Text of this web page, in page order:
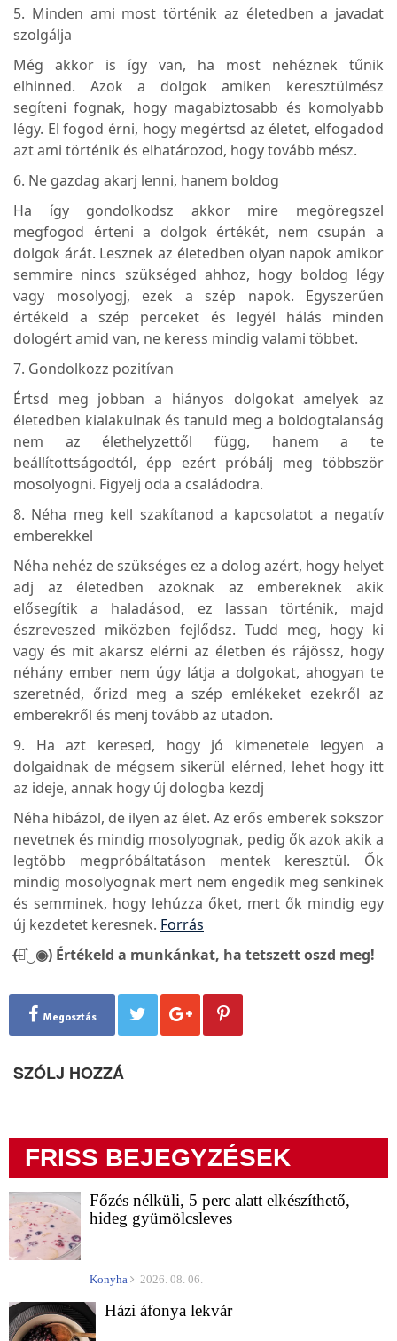
5. Minden ami most történik az életedben a javadat
szolgálja
Még akkor is így van, ha most nehéznek tűnik
elhinned. Azok a dolgok amiken keresztülmész
segíteni fognak, hogy magabiztosabb és komolyabb
légy. El fogod érni, hogy megértsd az életet, elfogadod
azt ami történik és elhatározod, hogy tovább mész.
6. Ne gazdag akarj lenni, hanem boldog
Ha így gondolkodsz akkor mire megöregszel
megfogod érteni a dolgok értékét, nem csupán a
dolgok árát. Lesznek az életedben olyan napok amikor
semmire nincs szükséged ahhoz, hogy boldog légy
vagy mosolyogj, ezek a szép napok. Egyszerűen
értékeld a szép perceket és legyél hálás minden
dologért amid van, ne keress mindig valami többet.
7. Gondolkozz pozitívan
Értsd meg jobban a hiányos dolgokat amelyek az
életedben kialakulnak és tanuld meg a boldogtalanság
nem az élethelyzettől függ, hanem a te
beállítottságodtól, épp ezért próbálj meg többször
mosolyogni. Figyelj oda a családodra.
8. Néha meg kell szakítanod a kapcsolatot a negatív
emberekkel
Néha nehéz de szükséges ez a dolog azért, hogy helyet
adj az életedben azoknak az embereknek akik
elősegítik a haladásod, ez lassan történik, majd
észreveszed miközben fejlődsz. Tudd meg, hogy ki
vagy és mit akarsz elérni az életben és rájössz, hogy
néhány ember nem úgy látja a dolgokat, ahogyan te
szeretnéd, őrizd meg a szép emlékeket ezekről az
emberekről és menj tovább az utadon.
9. Ha azt keresed, hogy jó kimenetele legyen a
dolgaidnak de mégsem sikerül elérned, lehet hogy itt
az ideje, annak hogy új dologba kezdj
Néha hibázol, de ilyen az élet. Az erős emberek sokszor
nevetnek és mindig mosolyognak, pedig ők azok akik a
legtöbb megpróbáltatáson mentek keresztül. Ők
mindig mosolyognak mert nem engedik meg senkinek
és semminek, hogy lehúzza őket, mert ők mindig egy
új kezdetet keresnek. Forrás
(̶◉͛‿◉̶) Értékeld a munkánkat, ha tetszett oszd meg!
Megosztás
SZÓLJ HOZZÁ
FRISS BEJEGYZÉSEK
Főzés nélküli, 5 perc alatt elkészíthető,
hideg gyümölcsleves
Konyha 2026. 08. 06.
Házi áfonya lekvár